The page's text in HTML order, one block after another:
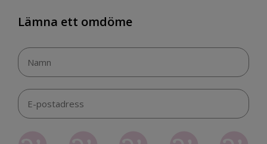
Lämna ett omdöme